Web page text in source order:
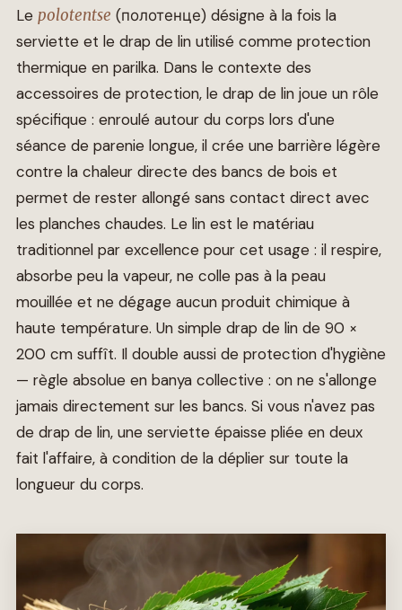
Le polotentse (полотенце) désigne à la fois la
serviette et le drap de lin utilisé comme protection
thermique en parilka. Dans le contexte des
accessoires de protection, le drap de lin joue un rôle
spécifique : enroulé autour du corps lors d'une
séance de parenie longue, il crée une barrière légère
contre la chaleur directe des bancs de bois et
permet de rester allongé sans contact direct avec
les planches chaudes. Le lin est le matériau
traditionnel par excellence pour cet usage : il respire,
absorbe peu la vapeur, ne colle pas à la peau
mouillée et ne dégage aucun produit chimique à
haute température. Un simple drap de lin de 90 ×
200 cm suffît. Il double aussi de protection d'hygiène
— règle absolue en banya collective : on ne s'allonge
jamais directement sur les bancs. Si vous n'avez pas
de drap de lin, une serviette épaisse pliée en deux
fait l'affaire, à condition de la déplier sur toute la
longueur du corps.